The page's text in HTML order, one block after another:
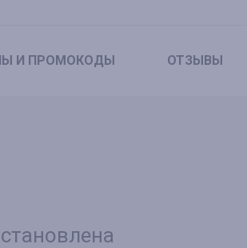
И ПРОМОКОДЫ ОТЗЫВЫ